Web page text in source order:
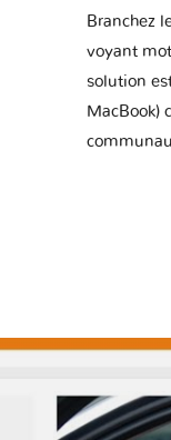
Branchez
voyant
solution
MacBook)